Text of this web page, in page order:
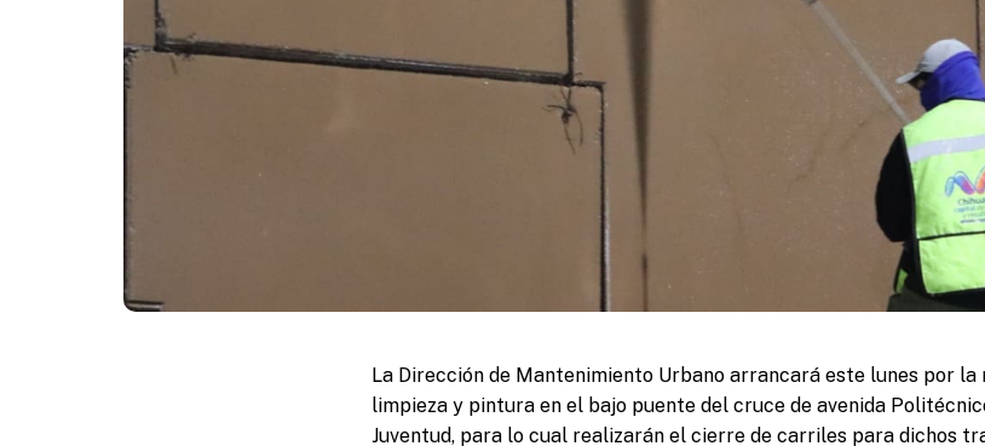
La Dirección de Mantenimiento Urbano arrancará este lunes por la
limpieza y pintura en el bajo puente del cruce de avenida
Juventud, para lo cual realizarán el cierre de carriles para dichos